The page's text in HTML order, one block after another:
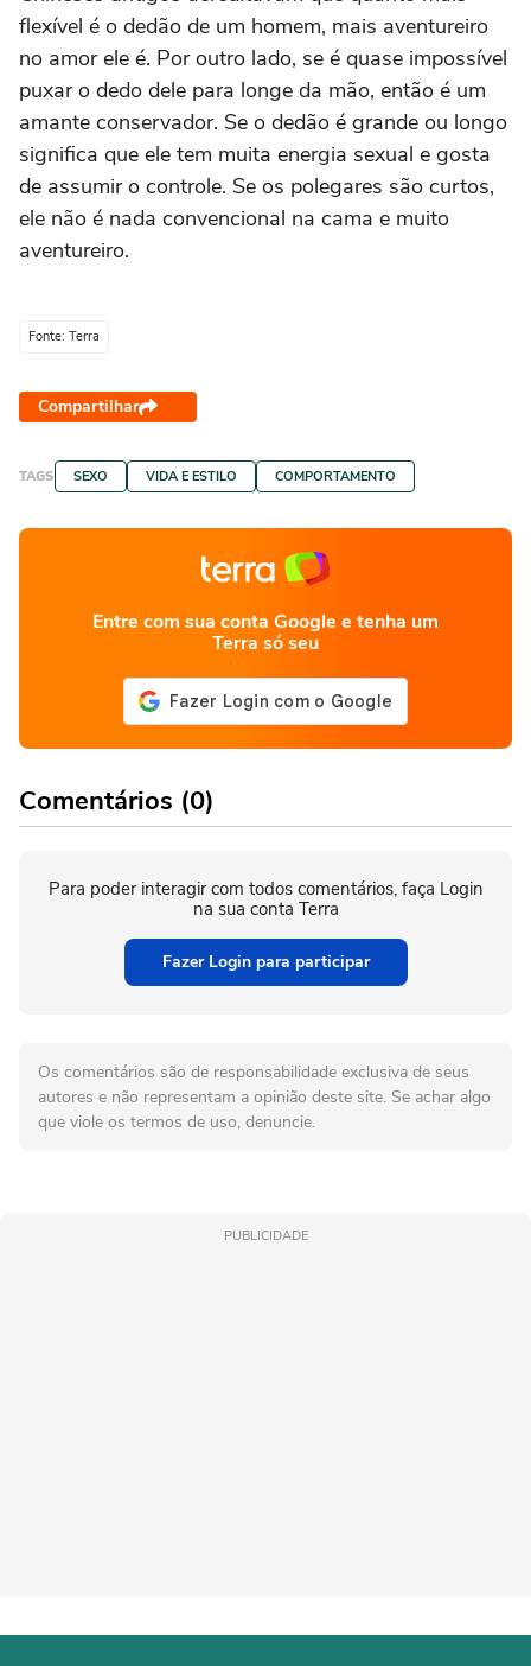
flexível é o dedão de um homem, mais aventureiro
no amor ele é. Por outro lado, se é quase impossível
puxar o dedo dele para longe da mão, então é um
amante conservador. Se o dedão é grande ou longo
significa que ele tem muita energia sexual e gosta
de assumir o controle. Se os polegares são curtos,
ele não é nada convencional na cama e muito
aventureiro.
Fonte: Terra
Compartilhar
TAGS SEXO VIDA E ESTILO COMPORTAMENTO
Entre com sua conta Google e tenha um
Terra só seu
Comentários (0)
Para poder interagir com todos comentários, faça Login
na sua conta Terra
Fazer Login para participar
Os comentários são de responsabilidade exclusiva de seus
autores e não representam a opinião deste site. Se achar algo
que viole os termos de uso, denuncie.
PUBLICIDADE